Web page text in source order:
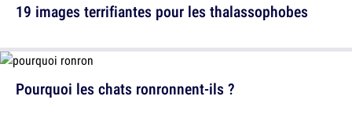
Pourquoi les chats ronronnent-ils ?
19 images terrifiantes pour les thalassophobes